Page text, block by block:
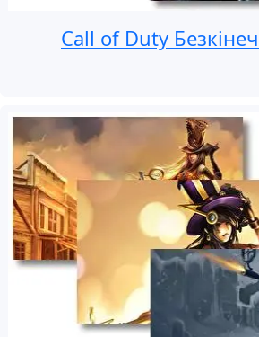
Call of Duty